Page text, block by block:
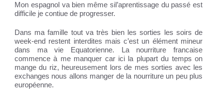
Mon espagnol va bien même sil’aprentissage du passé est
difficile je contiue de progresser.
Dans ma famille tout va très bien les sorties les soirs de
week-end restent interdites mais c’est un élément mineur
dans ma vie Equatorienne. La nourriture francaise
commence à me manquer car ici la plupart du temps on
mange du riz, heureusement lors de mes sorties avec les
exchanges nous allons manger de la nourriture un peu plus
européenne.